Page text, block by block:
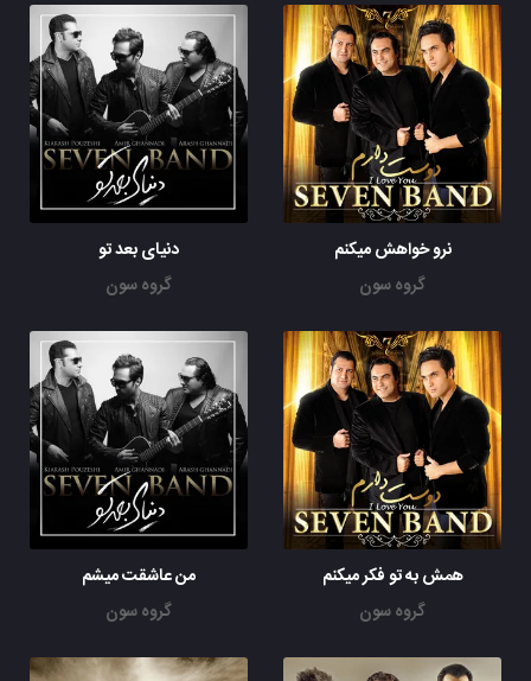
نرو خواهش میکنم
گروه سون
دنیای بعد تو
گروه سون
همش به تو فکر میکنم
گروه سون
من عاشقت میشم
گروه سون